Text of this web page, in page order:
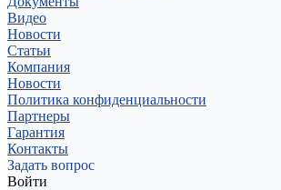
Видео
Новости
Статьи
Компания
Новости
Политика конфиденциальности
Партнеры
Гарантия
Контакты
Задать вопрос
Войти